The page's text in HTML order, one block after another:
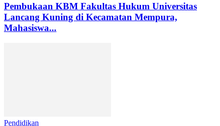
Pembukaan KBM Fakultas Hukum Universitas
Lancang Kuning di Kecamatan Mempura,
Mahasiswa...
Pendidikan